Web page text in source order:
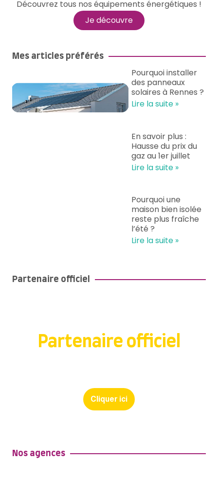
Découvrez tous nos équipements énergétiques !
Je découvre
Mes articles préférés
Pourquoi installer
des panneaux
solaires à Rennes ?
Lire la suite »
En savoir plus :
Hausse du prix du
gaz au 1er juillet
Lire la suite »
Pourquoi une
maison bien isolée
reste plus fraîche
l’été ?
Lire la suite »
Partenaire officiel
Partenaire officiel
Cliquer ici
Nos agences